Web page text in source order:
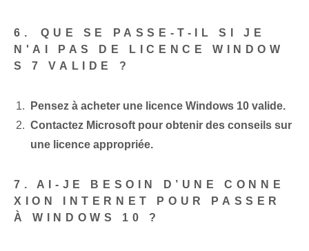
6.⁤ QUE SE PASSE-T-IL SI JE
N'AI PAS DE LICENCE WINDOW
S 7 VALIDE ?
Pensez à acheter une licence Windows 10 valide.
Contactez Microsoft pour obtenir des conseils sur
une licence appropriée.
7. AI-JE BESOIN D’UNE CONNE
XION INTERNET POUR PASSER
À WINDOWS 10 ?